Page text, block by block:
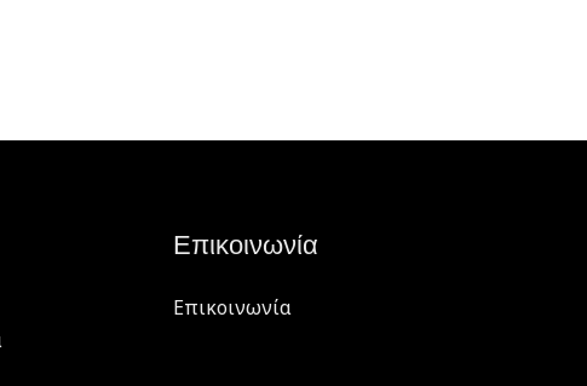
Επικοινωνία
Επικοινωνία